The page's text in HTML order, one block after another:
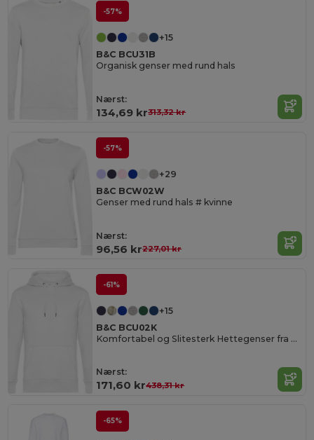
-57%
+15
B&C BCU31B
Organisk genser med rund hals
Nærst:
134,69 kr313,32 kr
-57%
+29
B&C BCW02W
Genser med rund hals # kvinne
Nærst:
96,56 kr227,01 kr
-61%
+15
B&C BCU02K
Komfortabel og Slitesterk Hettegenser fra B&C
Nærst:
171,60 kr438,31 kr
-65%